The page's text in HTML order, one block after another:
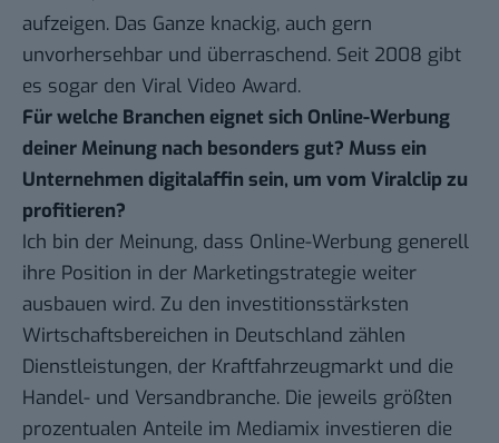
aufzeigen. Das Ganze knackig, auch gern
unvorhersehbar und überraschend. Seit 2008 gibt
es sogar den Viral Video Award.
Für welche Branchen eignet sich Online-Werbung
deiner Meinung nach besonders gut? Muss ein
Unternehmen digitalaffin sein, um vom Viralclip zu
profitieren?
Ich bin der Meinung, dass Online-Werbung generell
ihre Position in der Marketingstrategie weiter
ausbauen wird. Zu den investitionsstärksten
Wirtschaftsbereichen in Deutschland zählen
Dienstleistungen, der Kraftfahrzeugmarkt und die
Handel- und Versandbranche. Die jeweils größten
prozentualen Anteile im Mediamix investieren die